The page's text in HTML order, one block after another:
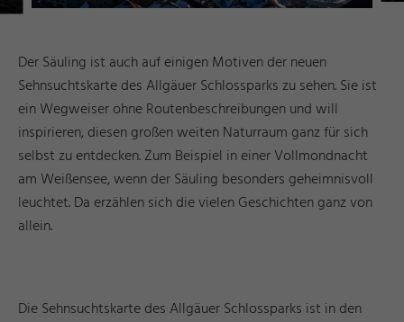
Der Säuling ist auch auf einigen Motiven der neuen
Sehnsuchtskarte des Allgäuer Schlossparks zu sehen. Sie ist
ein Wegweiser ohne Routenbeschreibungen und will
inspirieren, diesen großen weiten Naturraum ganz für sich
selbst zu entdecken. Zum Beispiel in einer Vollmondnacht
am Weißensee, wenn der Säuling besonders geheimnisvoll
leuchtet. Da erzählen sich die vielen Geschichten ganz von
allein.
Die Sehnsuchtskarte des Allgäuer Schlossparks ist in den